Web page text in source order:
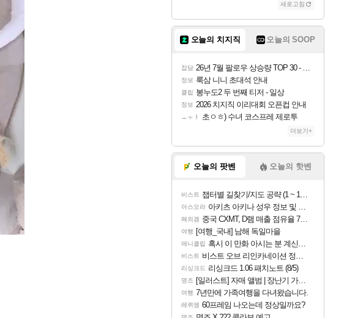
새로고침
오늘의 치지직 오늘의 SOOP
잡담 26년 7월 팔로우 상승량 TOP 30 - 월간 치지직
정보 룩삼 니니 초대석 안내
클립 봉누도2 두 번째 티저 - 일상
정보 2026 치지직 이리대회 오픈컵 안내
ㅗㅜㅑ 초ㅇㅎ) 수녀 코스프레 제로투
더보기+
오늘의 팟벤 오늘의 핫벤
비스트 챕터별 길찾기/지도 공략 (1 ~ 12장)
아스오라 아키츠 아키나 성우 정보 및 주요 필모
해외겜 중국 CXMT, D램 매출 점유율 7%…글로벌 4위로 부상
여행 [여행_국내] 남해 독일마을
애니클립 혹시 이 만화 아시는 분 계신가요
비스트 비스트 오브 리인카네이션 정보/공략글 모음
리싱크드 리싱크드 1.06 패치노트 (8/5)
명조 [일러스트] 자매 앨범 | 장난기 가득한 오후의 공원 (리메이크판)
여행 7년만에 가족여행을 다녀왔습니다.
레퀴엠 60프레임 나오는데 정상일까요?